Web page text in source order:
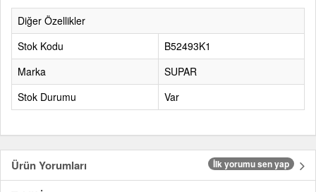
Diğer Özellikler
Stok Kodu
B52493K1
Marka
SUPAR
Stok Durumu
Var
Ürün Yorumları İlk yorumu sen yap